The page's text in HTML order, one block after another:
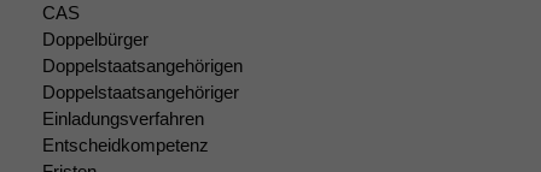
CAS
Doppelbürger
Doppelstaatsangehörigen
Doppelstaatsangehöriger
Einladungsverfahren
Entscheidkompetenz